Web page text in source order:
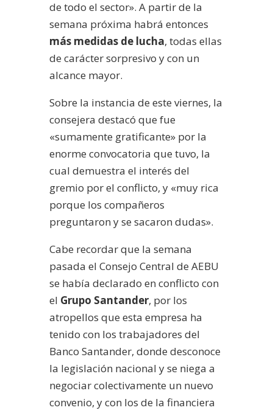
de todo el sector». A partir de la
semana próxima habrá entonces
más medidas de lucha, todas ellas
de carácter sorpresivo y con un
alcance mayor.
Sobre la instancia de este viernes, la
consejera destacó que fue
«sumamente gratificante» por la
enorme convocatoria que tuvo, la
cual demuestra el interés del
gremio por el conflicto, y «muy rica
porque los compañeros
preguntaron y se sacaron dudas».
Cabe recordar que la semana
pasada el Consejo Central de AEBU
se había declarado en conflicto con
el Grupo Santander, por los
atropellos que esta empresa ha
tenido con los trabajadores del
Banco Santander, donde desconoce
la legislación nacional y se niega a
negociar colectivamente un nuevo
convenio, y con los de la financiera